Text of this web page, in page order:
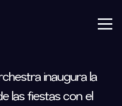
inaugura la
las fiestas con el